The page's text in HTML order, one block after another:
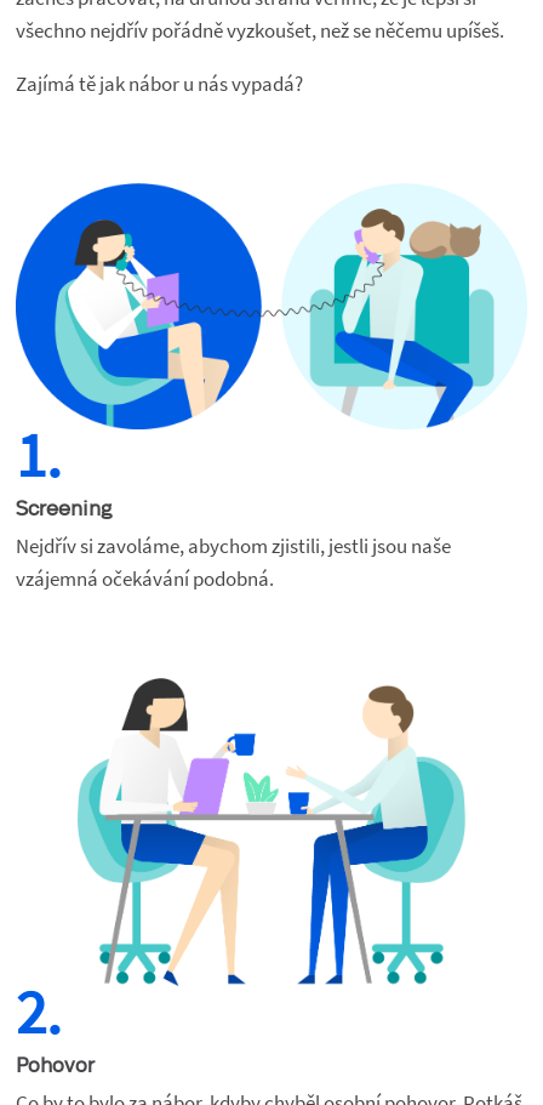
všechno nejdřív pořádně vyzkoušet, než se něčemu upíšeš.
Zajímá tě jak nábor u nás vypadá?
1.
Screening
Nejdřív si zavoláme, abychom zjistili, jestli jsou naše
vzájemná očekávání podobná.
2.
Pohovor